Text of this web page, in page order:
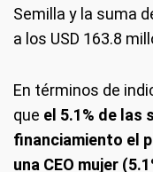
Semilla y la suma
a los USD 163.8
En términos de
que el 5.1% de las
financiamiento el
una CEO mujer